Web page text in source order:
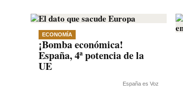
ECONOMÍA
¡Bomba económica!
España, 4ª potencia de la
UE
España es Voz